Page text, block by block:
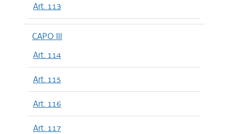
Art. 113
CAPO III
Art. 114
Art. 115
Art. 116
Art. 117